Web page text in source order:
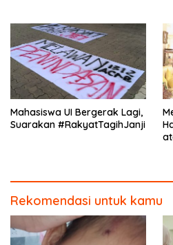
Mahasiswa UI Bergerak Lagi,
Suarakan #RakyatTagihJanji
Rekomendasi untuk kamu